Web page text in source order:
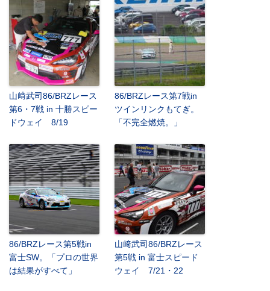
山﨑武司86/BRZレース
第6・7戦 in 十勝スピー
ドウェイ 8/19
86/BRZレース第7戦in
ツインリンクもてぎ。
「不完全燃焼。」
86/BRZレース第5戦in
富士SW。「プロの世界
は結果がすべて」
山﨑武司86/BRZレース
第5戦 in 富士スピード
ウェイ 7/21・22